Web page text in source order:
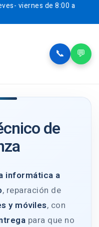
viernes de 8:00 a
📞 💬
de
informática a
, reparación de
y móviles, con
para que no